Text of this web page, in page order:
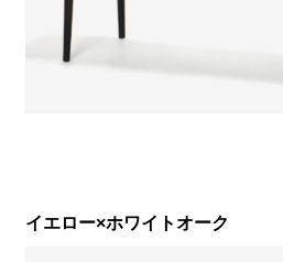
イエロー×ホワイトオーク